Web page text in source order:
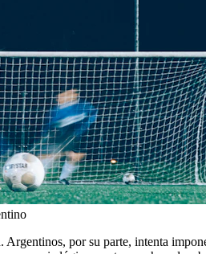
por su parte, intenta